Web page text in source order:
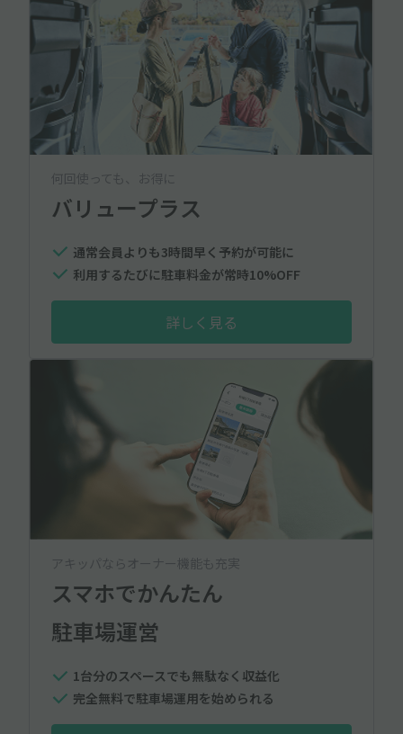
何回使っても、お得に
バリュープラス
通常会員よりも3時間早く予約が可能に
利用するたびに駐車料金が常時10%OFF
詳しく見る
アキッパならオーナー機能も充実
スマホでかんたん
駐車場運営
1台分のスペースでも無駄なく収益化
完全無料で駐車場運用を始められる